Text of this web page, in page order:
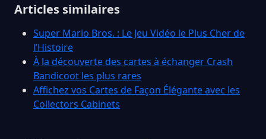
Articles similaires
Super Mario Bros. : Le Jeu Vidéo le Plus Cher de
l’Histoire
À la découverte des cartes à échanger Crash
Bandicoot les plus rares
Affichez vos Cartes de Façon Élégante avec les
Collectors Cabinets